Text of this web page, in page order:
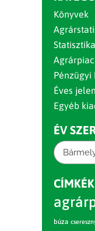
Könyvek
Éves
Egyéb
ÉV
CÍMKÉK
búza